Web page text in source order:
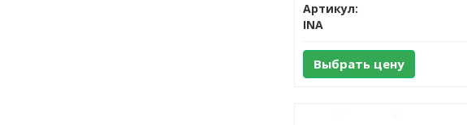
Артикул:
INA
Выбрать цену